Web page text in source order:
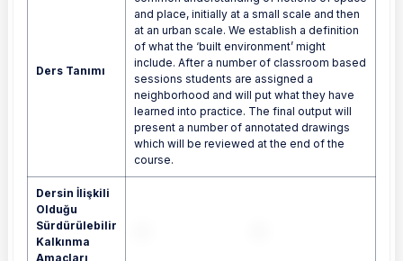
Ders Tanımı
and place, initially at a small scale and then
at an urban scale. We establish a definition
of what the ‘built environment’ might
include. After a number of classroom based
sessions students are assigned a
neighborhood and will put what they have
learned into practice. The final output will
present a number of annotated drawings
which will be reviewed at the end of the
course.
Dersin İlişkili
Olduğu
Sürdürülebilir
Kalkınma
Amaçları